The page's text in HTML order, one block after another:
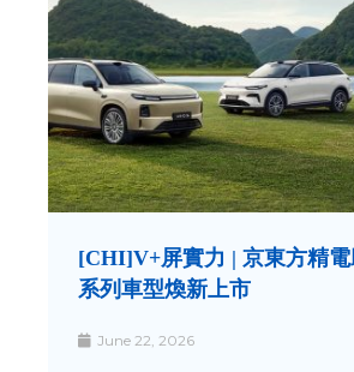
[CHI]V+屏實力 | 京東方精
系列車型煥新上市
June 22, 2026